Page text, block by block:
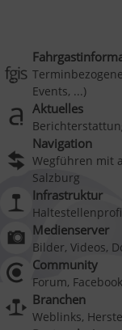
Events, ...)
Aktuelles
Navigation
Wegführen mit
Salzburg
Infrastruktur
Medienserver
Bilder, Videos,
Community
Forum,
Branchen
Weblinks,